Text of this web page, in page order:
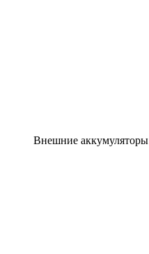
Внешние аккумуляторы